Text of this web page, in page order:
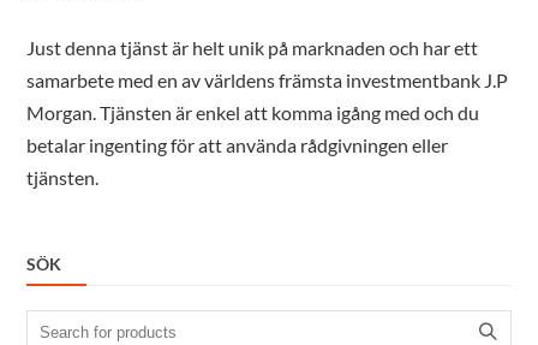
Just denna tjänst är helt unik på marknaden och har ett
samarbete med en av världens främsta investmentbank J.P
Morgan. Tjänsten är enkel att komma igång med och du
betalar ingenting för att använda rådgivningen eller
tjänsten.
SÖK
Search